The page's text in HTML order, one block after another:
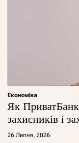
Економіка
Як ПриватБанк
захисників і
26 Липня, 2026